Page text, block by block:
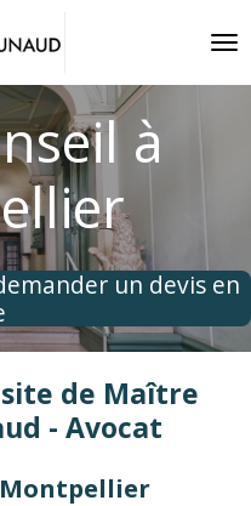
à
un devis en
de Maître
- Avocat